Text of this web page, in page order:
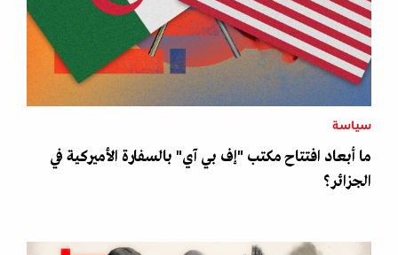
سياسة
ما أبعاد افتتاح مكتب "إف بي آي" بالسفارة الأميركية في
الجزائر؟